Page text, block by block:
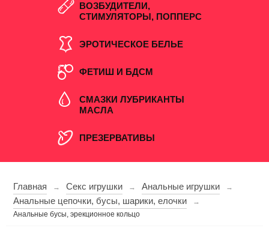
ВОЗБУДИТЕЛИ,
СТИМУЛЯТОРЫ, ПОППЕРС
ЭРОТИЧЕСКОЕ БЕЛЬЕ
ФЕТИШ И БДСМ
СМАЗКИ ЛУБРИКАНТЫ
МАСЛА
ПРЕЗЕРВАТИВЫ
Главная → Секс игрушки → Анальные игрушки →
Анальные цепочки, бусы, шарики, елочки
→
Анальные бусы, эрекционное кольцо